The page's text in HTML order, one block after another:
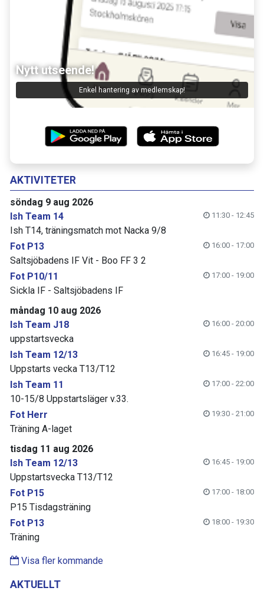
Nytt utseende!
Enkel hantering av medlemskap!
AKTIVITETER
söndag 9 aug 2026
Ish Team 14
11:30 - 12:45
Ish T14, träningsmatch mot Nacka 9/8
Fot P13
16:00 - 17:00
Saltsjöbadens IF Vit - Boo FF 3 2
Fot P10/11
17:00 - 19:00
Sickla IF - Saltsjöbadens IF
måndag 10 aug 2026
Ish Team J18
16:00 - 20:00
uppstartsvecka
Ish Team 12/13
16:45 - 19:00
Uppstarts vecka T13/T12
Ish Team 11
17:00 - 22:00
10-15/8 Uppstartsläger v.33.
Fot Herr
19:30 - 21:00
Träning A-laget
tisdag 11 aug 2026
Ish Team 12/13
16:45 - 19:00
Uppstartsvecka T13/T12
Fot P15
17:00 - 18:00
P15 Tisdagsträning
Fot P13
18:00 - 19:30
Träning
Visa fler kommande
AKTUELLT